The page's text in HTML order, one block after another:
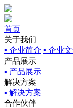
首页
关于我们
▪ 企业简介 ▪ 企业
产品展示
▪ 产品展示
解决方案
▪ 解决方案
合作伙伴